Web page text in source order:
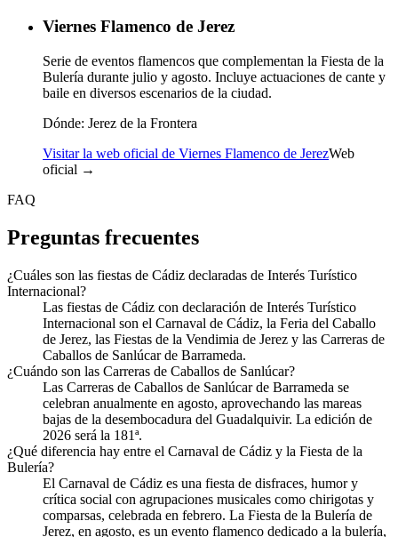
Viernes Flamenco de Jerez
Serie de eventos flamencos que complementan la Fiesta de la
Bulería durante julio y agosto. Incluye actuaciones de cante y
baile en diversos escenarios de la ciudad.
Dónde: Jerez de la Frontera
Visitar la web oficial de Viernes Flamenco de JerezWeb
oficial →
FAQ
Preguntas frecuentes
¿Cuáles son las fiestas de Cádiz declaradas de Interés Turístico
Internacional?
Las fiestas de Cádiz con declaración de Interés Turístico
Internacional son el Carnaval de Cádiz, la Feria del Caballo
de Jerez, las Fiestas de la Vendimia de Jerez y las Carreras de
Caballos de Sanlúcar de Barrameda.
¿Cuándo son las Carreras de Caballos de Sanlúcar?
Las Carreras de Caballos de Sanlúcar de Barrameda se
celebran anualmente en agosto, aprovechando las mareas
bajas de la desembocadura del Guadalquivir. La edición de
2026 será la 181ª.
¿Qué diferencia hay entre el Carnaval de Cádiz y la Fiesta de la
Bulería?
El Carnaval de Cádiz es una fiesta de disfraces, humor y
crítica social con agrupaciones musicales como chirigotas y
comparsas, celebrada en febrero. La Fiesta de la Bulería de
Jerez, en agosto, es un evento flamenco dedicado a la bulería,